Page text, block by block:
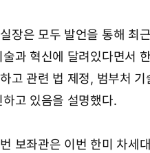
장은 모두 발언을 통해 최
술과 혁신에 달려있다면서
고 관련 법 제정, 범부처
고 있음을 설명했다.
보좌관은 이번 한미 차세